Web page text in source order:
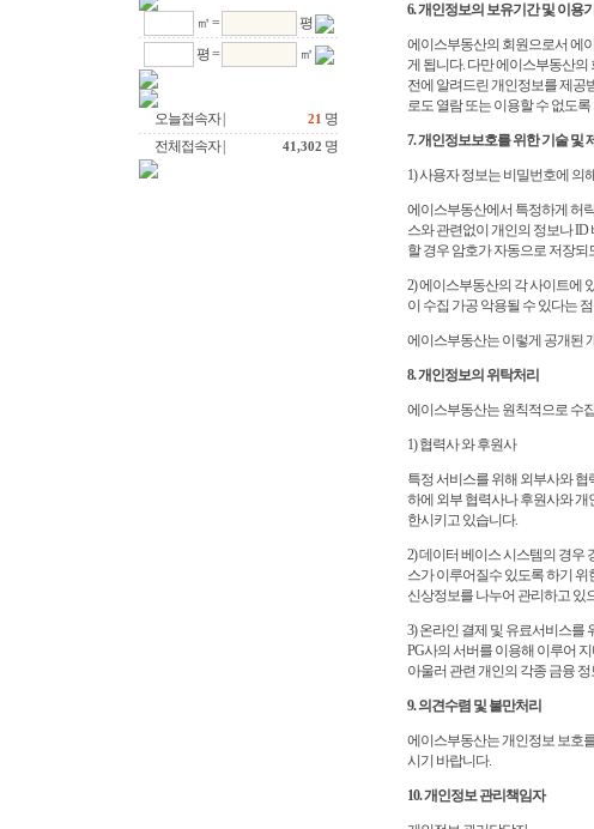
㎡ =
평
평 =
㎡
오늘접속자 | 21 명
전체접속자 |
41,302 명
6. 개인정보의 보유기간 및 이용
에이스부동산의 회원으로서 에
게 됩니다. 다만 에이스부동산의
전에 알려드린 개인정보를 제공
로도 열람 또는 이용할 수 없도
7. 개인정보보호를 위한 기술 및
1) 사용자 정보는 비밀번호에 의
에이스부동산에서 특정하게 허
스와 관련없이 개인의 정보나
할 경우 암호가 자동으로 저장
2) 에이스부동산의 각 사이트에
이 수집 가공 악용될 수 있다는
에이스부동산는 이렇게 공개된
8. 개인정보의 위탁처리
에이스부동산는 원칙적으로 수
1) 협력사 와 후원사
특정 서비스를 위해 외부사와
하에 외부 협력사나 후원사와
한시키고 있습니다.
2) 데이터 베이스 시스템의 경우
스가 이루어질수 있도록 하기 위
신상정보를 나누어 관리하고 있
3) 온라인 결제 및 유료서비스를
PG사의 서버를 이용해 이루어
아울러 관련 개인의 각종 금융
9. 의견수렴 및 불만처리
에이스부동산는 개인정보 보호
시기 바랍니다.
10. 개인정보 관리책임자